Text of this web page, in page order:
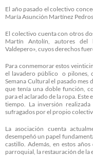
El año pasado el colectivo
María Asunción Martínez
El colectivo cuenta con otros
Martín Antolín, autores del
Valdepero», cuyos derechos
Para conmemorar estos
el lavadero público o pilones,
Semana Cultural el pasado mes
que tenía una doble función,
para el aclarado de la ropa.
tiempo. La inversión
sufragados por el propio
La asociación cuenta
desempeñó un papel
castillo. Además, en estos
parroquial, la restauración de la